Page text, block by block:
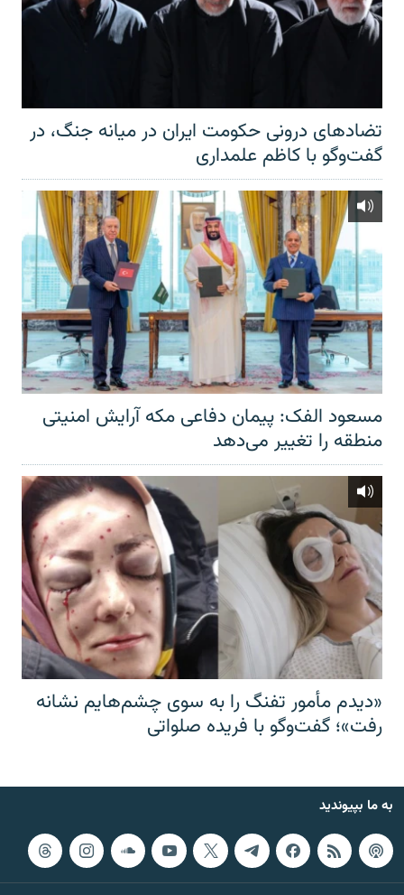
تضادهای درونی حکومت ایران در میانه جنگ، در
گفت‌‌وگو با کاظم علمداری
مسعود الفک: پیمان دفاعی مکه آرایش امنیتی
منطقه را تغییر می‌دهد
«دیدم مأمور تفنگ را به سوی چشم‌هایم نشانه
رفت»؛ گفت‌و‌گو با فریده صلواتی
به ما بپیوندید